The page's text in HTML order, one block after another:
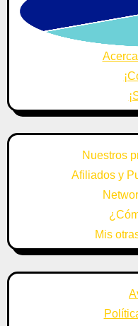
Nuestros
Afiliados y
Mis